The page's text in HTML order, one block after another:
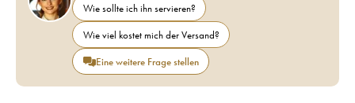
Wie sollte ich ihn servieren?
Wie viel kostet mich der Versand?
Eine weitere Frage stellen